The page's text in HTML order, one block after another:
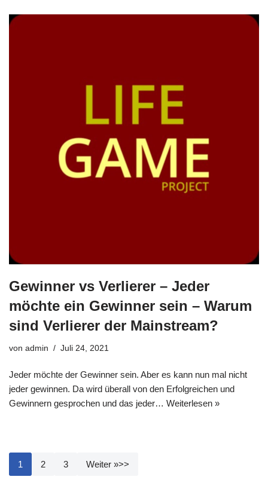
Gewinner vs Verlierer – Jeder
möchte ein Gewinner sein – Warum
sind Verlierer der Mainstream?
von admin Juli 24, 2021
Jeder möchte der Gewinner sein. Aber es kann nun mal nicht
jeder gewinnen. Da wird überall von den Erfolgreichen und
Gewinnern gesprochen und das jeder… Weiterlesen »
1 2 3 Weiter »